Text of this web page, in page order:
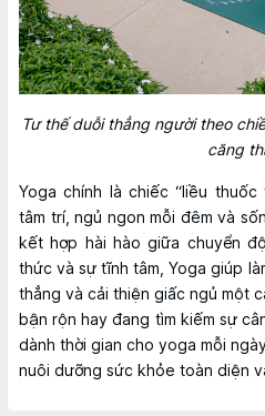
Tư thế duỗi thẳng người theo
căng
Yoga chính là chiếc “liều
tâm trí, ngủ ngon mỗi đêm và
kết hợp hài hào giữa chuyển
thức và sự tĩnh tâm, Yoga giúp
thẳng và cải thiện giấc ngủ một
bận rộn hay đang tìm kiếm sự
dành thời gian cho yoga mỗi
nuôi dưỡng sức khỏe toàn diện